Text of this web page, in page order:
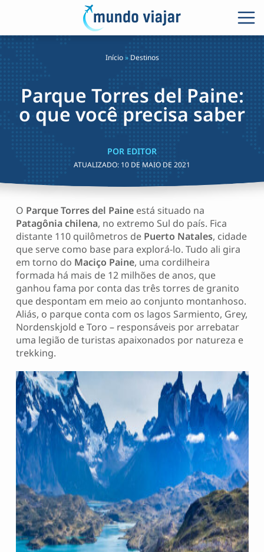
Início» Destinos
Parque Torres del Paine:
o que você precisa saber
POR EDITOR
ATUALIZADO: 10 DE MAIO DE 2021
O Parque Torres del Paineestá situado na
Patagônia chilena, no extremo Sul do país. Fica
distante 110 quilômetros de Puerto Natales, cidade
que serve como base para explorá-lo. Tudo ali gira
em torno do Maciço Paine, uma cordilheira
formada há mais de 12 milhões de anos, que
ganhou fama por conta das três torres de granito
que despontam em meio ao conjunto montanhoso.
Aliás, o parque conta com os lagos Sarmiento, Grey,
Nordenskjold e Toro – responsáveis por arrebatar
uma legião de turistas apaixonados por natureza e
trekking.